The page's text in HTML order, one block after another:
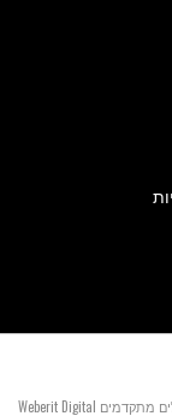
מתקדמים Weberit Digital